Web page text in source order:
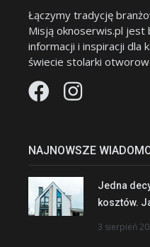
Łączymy tradycję
Misją oknoserwis.pl jest
informacji i inspiracji dla
świecie stolarki
NAJNOWSZE
Jedna
kosztów.
3 sierpień